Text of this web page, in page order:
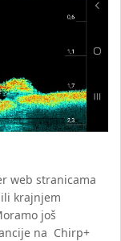
web stranicama
krajnjem
još
na Chirp+